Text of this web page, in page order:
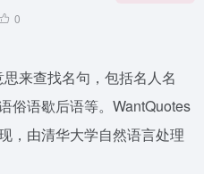
0
来查找名句，包括名人名
俗语歇后语等。WantQuotes
，由清华大学自然语言处理